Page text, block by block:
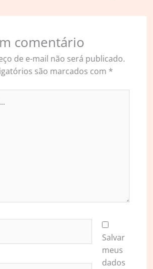
comentário
de e-mail não será publicado.
são marcados com *
Salvar
meus
dados